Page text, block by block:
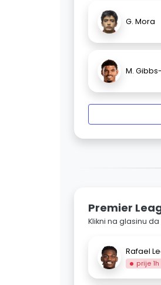
G. Mora
M.
Premier
Klikni na glasinu
Rafael
prije 1h